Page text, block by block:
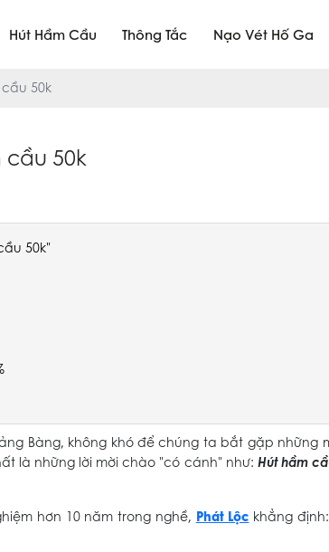
Hút Hầm Cầu Thông Tắc Nạo Vét Hố Ga
50k
50k
50k"
Bàng, không khó để chúng ta bắt gặp những
là những lời mời chào "có cánh" như: Hút hầm
hơn 10 năm trong nghề, Phát Lộc khẳng